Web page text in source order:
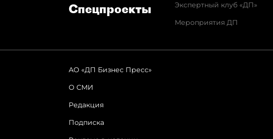
Спец­проекты
Экспертный клуб «ДП»
Мероприятия ДП
АО «ДП Бизнес Пресс»
О СМИ
Редакция
Подписка